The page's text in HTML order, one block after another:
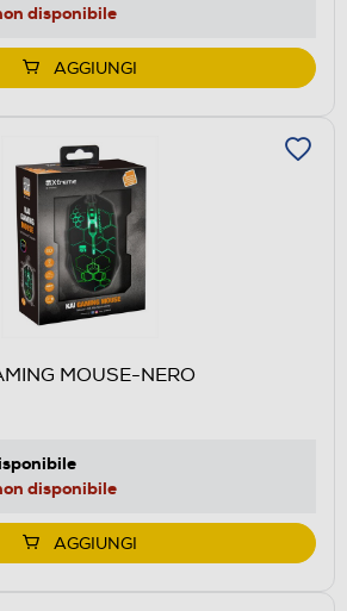
disponibile
AGGIUNGI
MOUSE-NERO
disponibile
AGGIUNGI